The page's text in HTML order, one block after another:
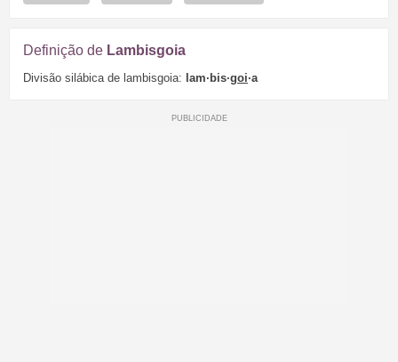
Definição de Lambisgoia
Divisão silábica de lambisgoia: lam·bis·goi·a